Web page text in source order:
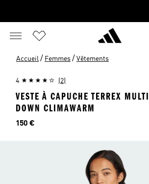
Accueil / Femmes / Vêtements
4 (2)
VESTE À CAPUCHE TERREX
DOWN CLIMAWARM
Prix
150 €